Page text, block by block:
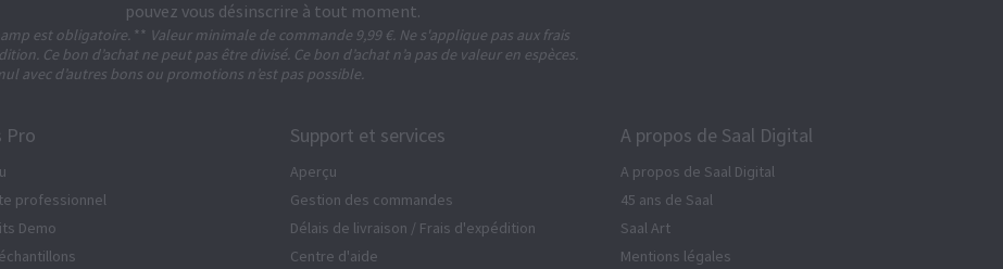
pouvez vous désinscrire à tout moment.
est obligatoire. ** Valeur minimale de commande 9,99 €. Ne s'applique pas aux frais
Ce bon d’achat ne peut pas être divisé. Ce bon d’achat n’a pas de valeur en espèces.
avec d’autres bons ou promotions n’est pas possible.
Pro
professionnel
Demo
Support et services
Aperçu
Gestion des commandes
Délais de livraison / Frais d'expédition
Centre d'aide
A propos de Saal Digital
A propos de Saal Digital
45 ans de Saal
Saal Art
Mentions légales